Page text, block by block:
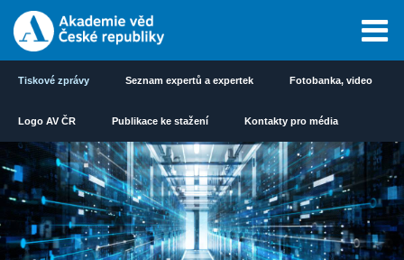
Tiskové zprávy Seznam expertů a expertek Fotobanka, video
Logo AV ČR Publikace ke stažení Kontakty pro média